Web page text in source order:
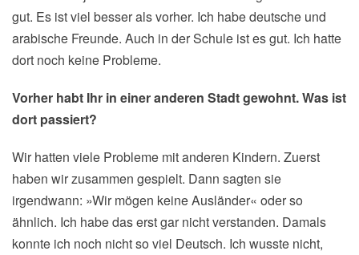
gut. Es ist viel besser als vorher. Ich habe deutsche und
arabische Freunde. Auch in der Schule ist es gut. Ich hatte
dort noch keine Probleme.
Vorher habt Ihr in einer anderen Stadt gewohnt. Was ist
dort passiert?
Wir hatten viele Probleme mit anderen Kindern. Zuerst
haben wir zusammen gespielt. Dann sagten sie
irgendwann: »Wir mögen keine Ausländer« oder so
ähnlich. Ich habe das erst gar nicht verstanden. Damals
konnte ich noch nicht so viel Deutsch. Ich wusste nicht,